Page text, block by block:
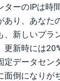
ターのIPは時
あり、あなた
、新しいプラ
更新時には
定データセン
面倒になりが